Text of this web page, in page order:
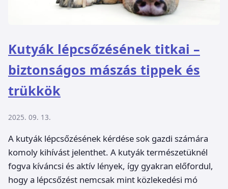
Kutyák lépcsőzésének titkai –
biztonságos mászás tippek és
trükkök
2025. 09. 13.
A kutyák lépcsőzésének kérdése sok gazdi számára
komoly kihívást jelenthet. A kutyák természetüknél
fogva kíváncsi és aktív lények, így gyakran előfordul,
hogy a lépcsőzést nemcsak mint közlekedési mó